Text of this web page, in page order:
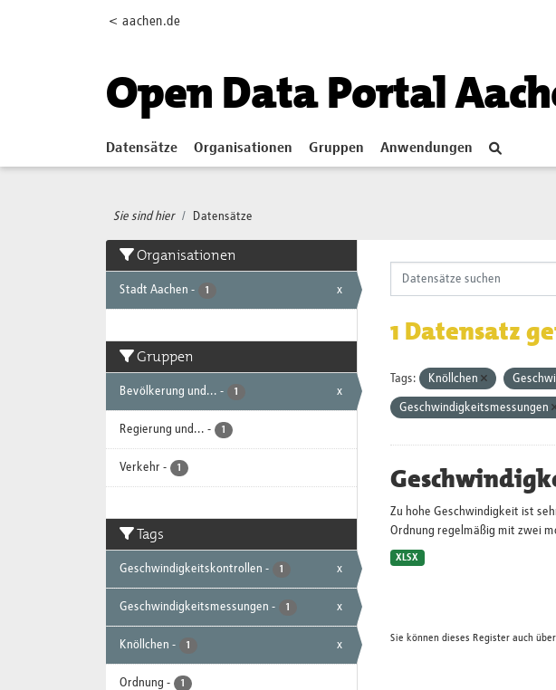
< aachen.de
Open Data Portal
Datensätze Organisationen Gruppen Anwendungen
Sie sind hier Datensätze
Organisationen
Stadt Aachen - 1 x
Gruppen
Bevölkerung und... - 1 x
Regierung und... - 1
Verkehr - 1
Tags
Geschwindigkeitskontrollen - 1 x
Geschwindigkeitsmessungen - 1 x
Knöllchen - 1 x
Ordnung - 1
1 Datensatz
Tags: Knöllchen
Geschwindigkeitsmessungen
Zu hohe Geschwindigkeit ist
Ordnung regelmäßig mit zwei
XLSX
Sie können dieses Register auch